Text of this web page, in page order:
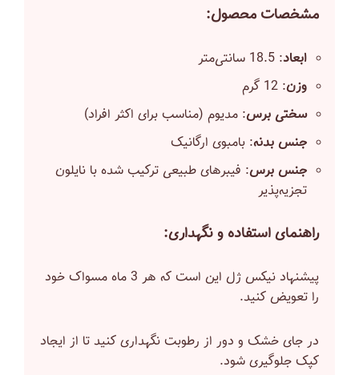
مشخصات محصول:
ابعاد: 18.5 سانتی‌متر
وزن: 12 گرم
سختی برس: مدیوم (مناسب برای اکثر افراد)
جنس بدنه: بامبوی ارگانیک
جنس برس: فیبرهای طبیعی ترکیب شده با نایلون
تجزیه‌پذیر
راهنمای استفاده و نگهداری:
پیشنهاد نیکس ژل این است که هر 3 ماه مسواک خود
را تعویض کنید.
در جای خشک و دور از رطوبت نگهداری کنید تا از ایجاد
کپک جلوگیری شود.